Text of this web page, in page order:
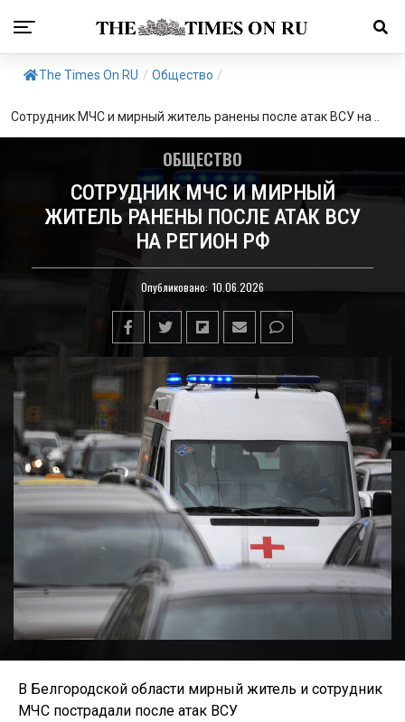
The Times On RU / Общество /
Сотрудник МЧС и мирный житель ранены после атак ВСУ на ..
ОБЩЕСТВО
СОТРУДНИК МЧС И МИРНЫЙ
ЖИТЕЛЬ РАНЕНЫ ПОСЛЕ АТАК ВСУ
НА РЕГИОН РФ
Опубликовано: 10.06.2026
В Белгородской области мирный житель и сотрудник
МЧС пострадали после атак ВСУ